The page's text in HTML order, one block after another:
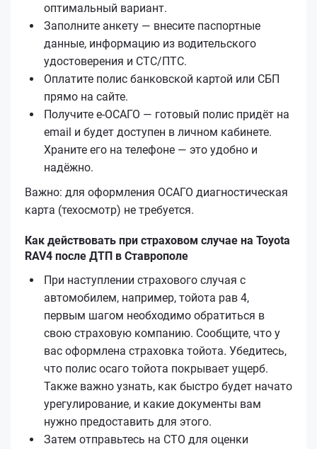
оптимальный вариант.
Заполните анкету — внесите паспортные
данные, информацию из водительского
удостоверения и СТС/ПТС.
Оплатите полис банковской картой или СБП
прямо на сайте.
Получите е‑ОСАГО — готовый полис придёт на
email и будет доступен в личном кабинете.
Храните его на телефоне — это удобно и
надёжно.
Важно: для оформления ОСАГО диагностическая
карта (техосмотр) не требуется.
Как действовать при страховом случае на Toyota
RAV4 после ДТП в Ставрополе
При наступлении страхового случая с
автомобилем, например, тойота рав 4,
первым шагом необходимо обратиться в
свою страховую компанию. Сообщите, что у
вас оформлена страховка тойота. Убедитесь,
что полис осаго тойота покрывает ущерб.
Также важно узнать, как быстро будет начато
урегулирование, и какие документы вам
нужно предоставить для этого.
Затем отправьтесь на СТО для оценки